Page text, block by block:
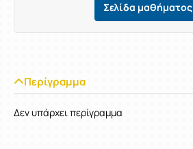
Σελίδα μαθήματος
Περίγραμμα
Δεν υπάρχει περίγραμμα